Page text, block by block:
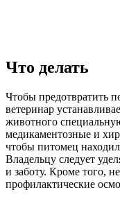
Что делать
Чтобы предотвратить
ветеринар
животного
медикаментозные и
чтобы питомец
Владельцу следует
и заботу. Кроме того,
профилактические